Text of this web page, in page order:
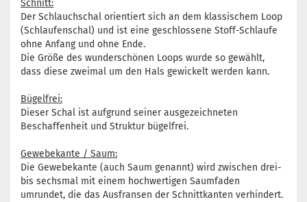
Schnitt:
Der Schlauchschal orientiert sich an dem klassischem Loop
(Schlaufenschal) und ist eine geschlossene Stoff-Schlaufe
ohne Anfang und ohne Ende.
Die Größe des wunderschönen Loops wurde so gewählt,
dass diese zweimal um den Hals gewickelt werden kann.
Bügelfrei:
Dieser Schal ist aufgrund seiner ausgezeichneten
Beschaffenheit und Struktur bügelfrei.
Gewebekante / Saum:
Die Gewebekante (auch Saum genannt) wird zwischen drei-
bis sechsmal mit einem hochwertigen Saumfaden
umrundet, die das Ausfransen der Schnittkanten verhindert.